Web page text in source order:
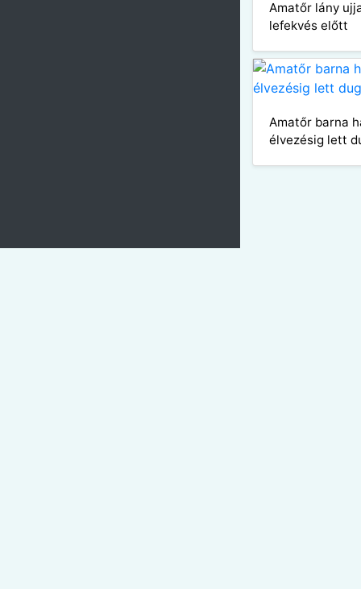
Amatőr lány
lefekvés előtt
Amatőr barna
élvezésig lett